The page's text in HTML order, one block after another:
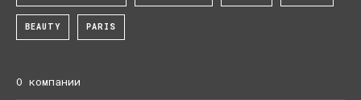
BEAUTY PARIS
О компании